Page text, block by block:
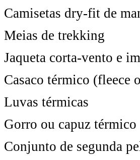
Camisetas dry-fit de
Meias de trekking
Jaqueta corta-vento e
Casaco térmico (fleece
Luvas térmicas
Gorro ou capuz térmico
Conjunto de segunda